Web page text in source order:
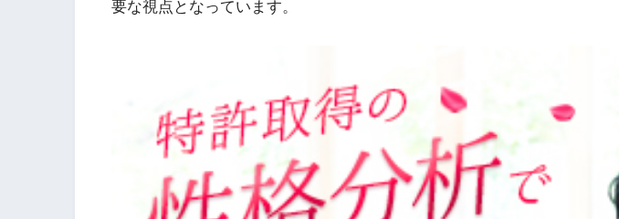
要な視点となっています。